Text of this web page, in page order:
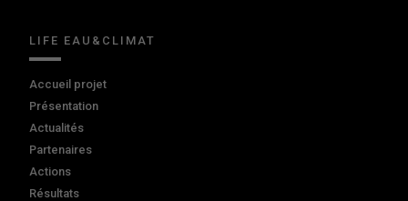
LIFE EAU&CLIMAT
Accueil projet
Présentation
Actualités
Partenaires
Actions
Résultats